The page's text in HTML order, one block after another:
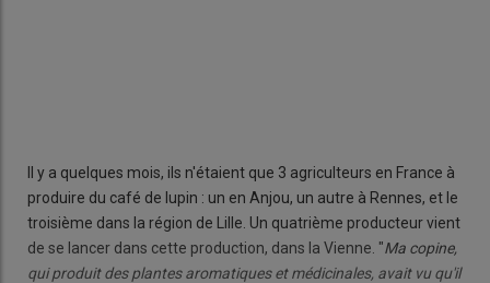
Il y a quelques mois, ils n'étaient que 3 agriculteurs en France à
produire du café de lupin : un en Anjou, un autre à Rennes, et le
troisième dans la région de Lille. Un quatrième producteur vient
de se lancer dans cette production, dans la Vienne. "Ma copine,
qui produit des plantes aromatiques et médicinales, avait vu qu'il